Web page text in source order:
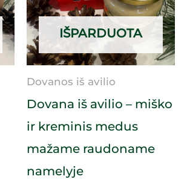
IŠPARDUOTA
Dovanos iš avilio
Dovana iš avilio – miško
ir kreminis medus
mažame raudoname
namelyje